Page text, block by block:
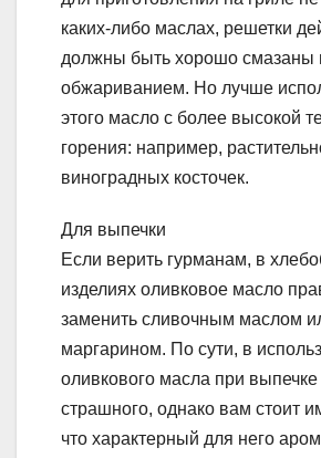
каких-либо маслах, решетки
должны быть хорошо смазаны
обжариванием. Но лучше
этого масло с более высокой
горения: например,
виноградных косточек.
Для выпечки
Если верить гурманам, в
изделиях оливковое масло
заменить сливочным маслом
маргарином. По сути, в
оливкового масла при выпечке
страшного, однако вам стоит
что характерный для него